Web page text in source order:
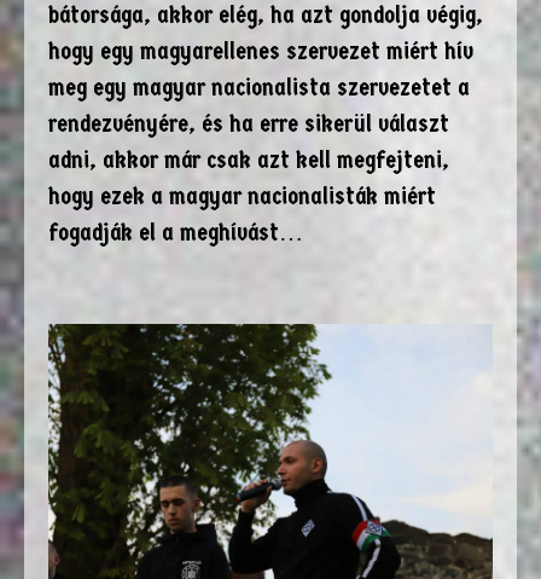
bátorsága, akkor elég, ha azt gondolja végig,
hogy egy magyarellenes szervezet miért hív
meg egy magyar nacionalista szervezetet a
rendezvényére, és ha erre sikerül választ
adni, akkor már csak azt kell megfejteni,
hogy ezek a magyar nacionalisták miért
fogadják el a meghívást…